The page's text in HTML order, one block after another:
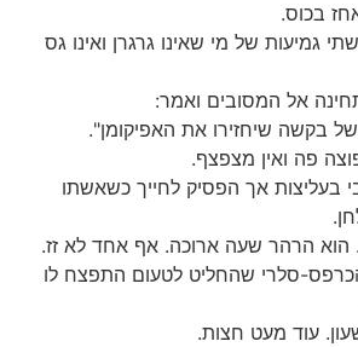
בכוס.
גמיעות של מי שאינו גרגרן ואינו גס
אל המסובים ואמר:
בקשה שיחזירו את האפיקומן".
פוצה פה ואין מצפצף.
בעליצות אך הפסיק לחייך כשאשתו
הוא הרהר שעה ארוכה. אף אחד לא זז.
סלרי שהחליט לטעום התפצח לו
עוד מעט חצות.